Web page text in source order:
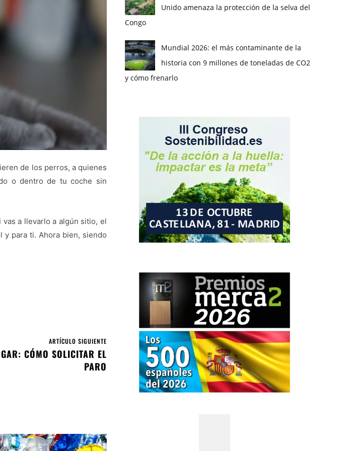
de los perros, a quienes
o dentro de tu coche sin
a llevarlo a algún sitio, el
y para ti. Ahora bien, siendo
ARTÍCULO SIGUIENTE
CÓMO SOLICITAR EL
PARO
Unido amenaza la protección de la selva del
Congo
Mundial 2026: el más contaminante de la
historia con 9 millones de toneladas de CO2
y cómo frenarlo